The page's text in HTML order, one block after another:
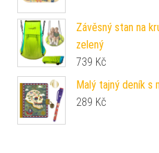
Závěsný stan na
zelený
739 Kč
Malý tajný deník s
289 Kč